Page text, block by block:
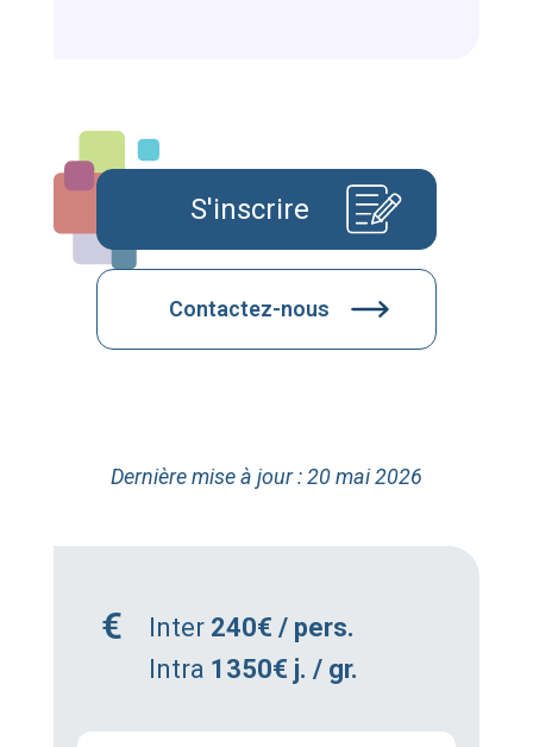
S'inscrire
Contactez-nous
Dernière mise à jour : 20 mai 2026
Inter 240€ / pers.
Intra 1350€ j. / gr.